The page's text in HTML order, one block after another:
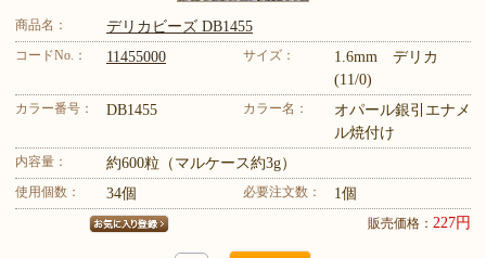
商品名： デリカビーズ DB1455
コードNo.： 11455000 サイズ：
1.6mm デリカ
(11/0)
カラー番号： DB1455 カラー名：
オパール銀引エナメ
ル焼付け
内容量： 約600粒（マルケース約3g）
使用個数： 34個 必要注文数： 1個
販売価格： 227円